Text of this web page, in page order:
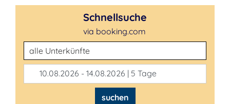
Schnellsuche
via booking.com
Unterkunftsart
10.08.2026 - 14.08.2026 | 5 Tage
suchen